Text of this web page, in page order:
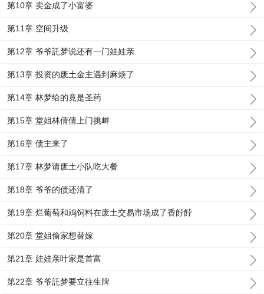
第10章 卖金成了小富婆
第11章 空间升级
第12章 爷爷託梦说还有一门娃娃亲
第13章 投资的废土金主遇到麻烦了
第14章 林梦给的竟是圣药
第15章 堂姐林倩倩上门挑衅
第16章 债主来了
第17章 林梦请废土小队吃大餐
第18章 爷爷的债还清了
第19章 烂葡萄和鸡饲料在废土交易市场成了香餑餑
第20章 堂姐偷家想替嫁
第21章 娃娃亲叶家是首富
第22章 爷爷託梦要立往生牌